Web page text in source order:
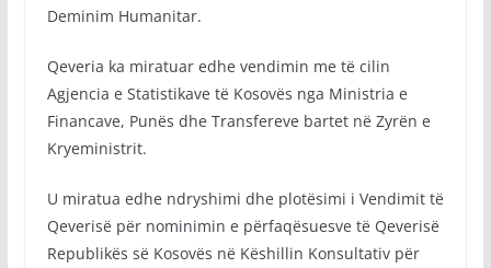
Deminim Humanitar.
Qeveria ka miratuar edhe vendimin me të cilin
Agjencia e Statistikave të Kosovës nga Ministria e
Financave, Punës dhe Transfereve bartet në Zyrën e
Kryeministrit.
U miratua edhe ndryshimi dhe plotësimi i Vendimit të
Qeverisë për nominimin e përfaqësuesve të Qeverisë
Republikës së Kosovës në Këshillin Konsultativ për